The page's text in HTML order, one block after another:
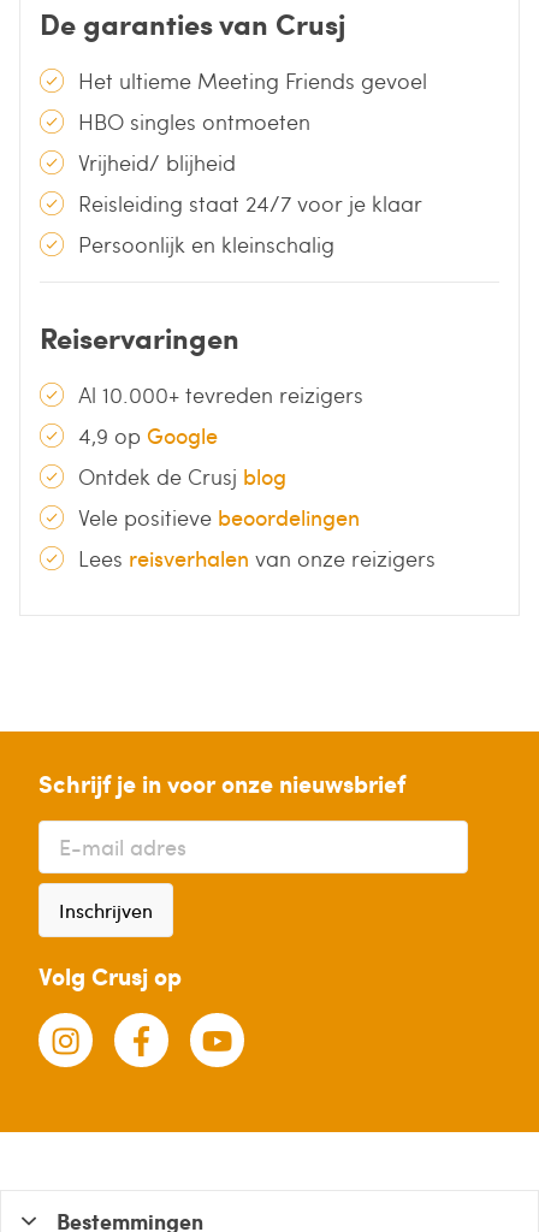
De garanties van Crusj
Het ultieme Meeting Friends gevoel
HBO singles ontmoeten
Vrijheid/ blijheid
Reisleiding staat 24/7 voor je klaar
Persoonlijk en kleinschalig
Reiservaringen
Al 10.000+ tevreden reizigers
4,9 op Google
Ontdek de Crusj blog
Vele positieve beoordelingen
Lees reisverhalen van onze reizigers
Schrijf je in voor onze nieuwsbrief
Inschrijven
Volg Crusj op
Bestemmingen